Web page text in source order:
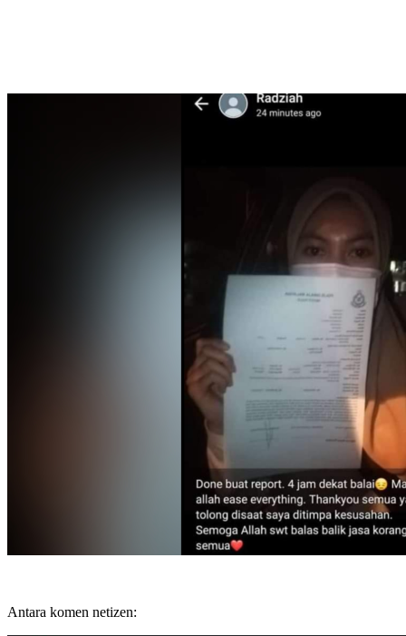
Antara komen netizen: